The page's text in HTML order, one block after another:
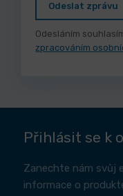
Odeslat zprávu
Odesláním
zpracováním
Přihlásit se k
Zanechte nám svůj
informace o